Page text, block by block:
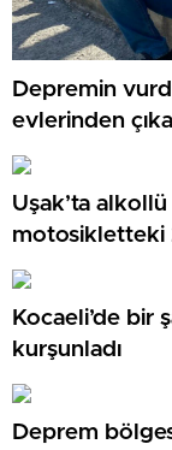
Depremin
evlerinden
Uşak’ta
motosikletteki
Kocaeli’de bir
kurşunladı
Deprem